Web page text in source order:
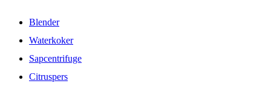
Blender
Waterkoker
Sapcentrifuge
Citruspers